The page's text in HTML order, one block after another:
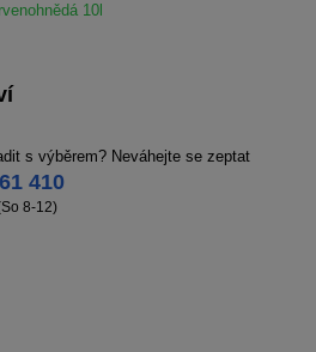
10l
s výběrem? Neváhejte se zeptat
410
8-12)